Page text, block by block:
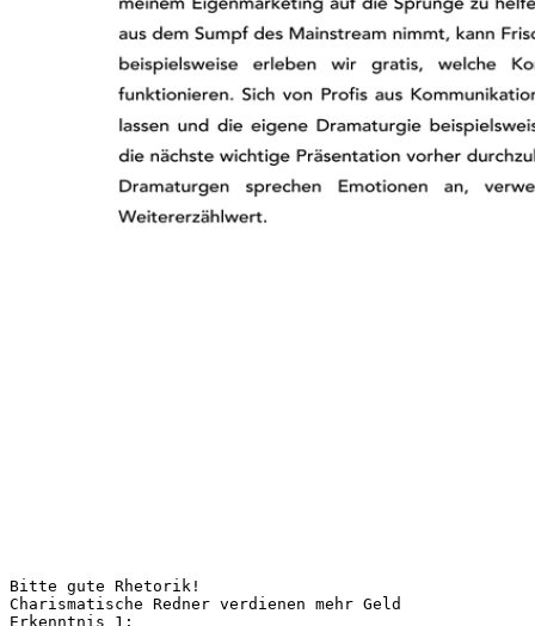
Bitte gute Rhetorik!
Charismatische Redner verdienen mehr Geld
Erkenntnis 1: